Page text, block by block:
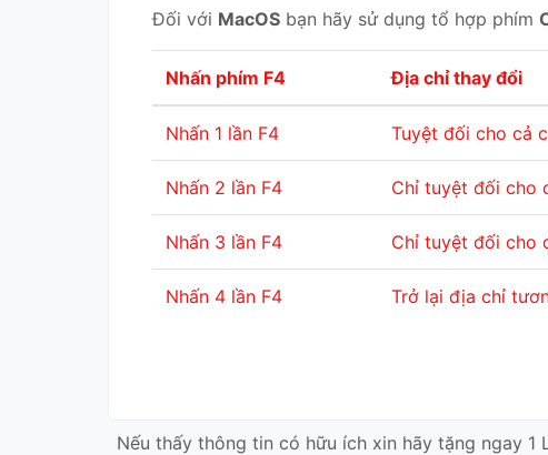
Đối với MacOS bạn hãy sử dụng tổ hợp phím
Nhấn phím F4 Địa chỉ thay đổi
Nhấn 1 lần F4 Tuyệt đối cho cả
Nhấn 2 lần F4 Chỉ tuyệt đối cho
Nhấn 3 lần F4 Chỉ tuyệt đối cho
Nhấn 4 lần F4 Trở lại địa chỉ
Nếu thấy thông tin có hữu ích xin hãy tặng ngay 1